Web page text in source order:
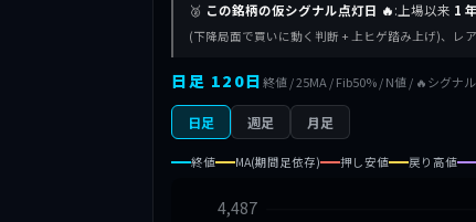
🥈 この銘柄の仮シグナル点灯日 🔥:上場以来 1
(下降局面で買いに動く判断 + 上ヒゲ踏み上げ)、レ
日足 120日終値 / 25MA / Fib50% / N値 / 🔥シグナ
日足 週足 月足
終値 MA(期間足依存) 押し安値 戻り高値
4,487